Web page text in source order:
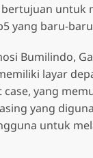
A Series
Samsung Galaxy
yang baru-
Bumilindo,
layar
yang
yang
untuk